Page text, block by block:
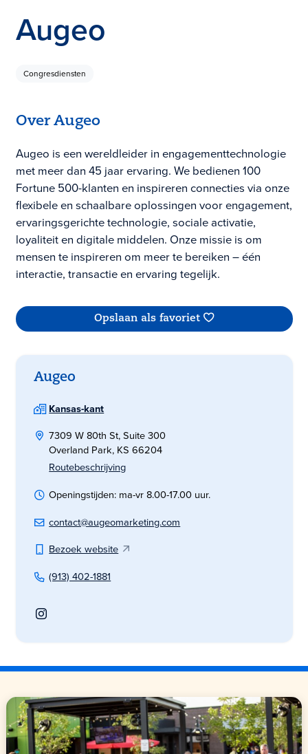
Augeo
Congresdiensten
Over Augeo
Augeo is een wereldleider in engagementtechnologie
met meer dan 45 jaar ervaring. We bedienen 100
Fortune 500-klanten en inspireren connecties via onze
flexibele en schaalbare oplossingen voor engagement,
ervaringsgerichte technologie, sociale activatie,
loyaliteit en digitale middelen. Onze missie is om
mensen te inspireren om meer te bereiken – één
interactie, transactie en ervaring tegelijk.
Opslaan als favoriet
Augeo
Kansas-kant
7309 W 80th St, Suite 300
Overland Park, KS 66204
Routebeschrijving
Openingstijden: ma-vr 8.00-17.00 uur.
contact@augeomarketing.com
Bezoek website
(913) 402-1881